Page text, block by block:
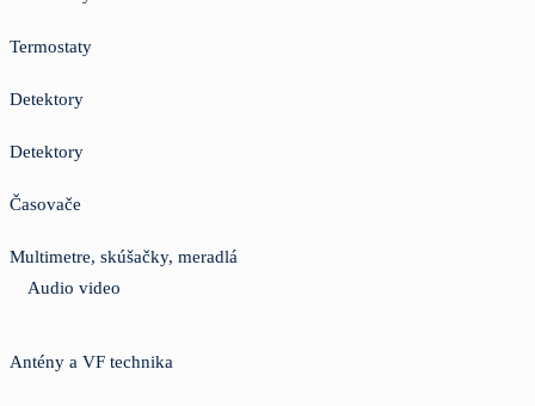
Termostaty
Detektory
Detektory
Časovače
Multimetre, skúšačky, meradlá
Audio video
Antény a VF technika